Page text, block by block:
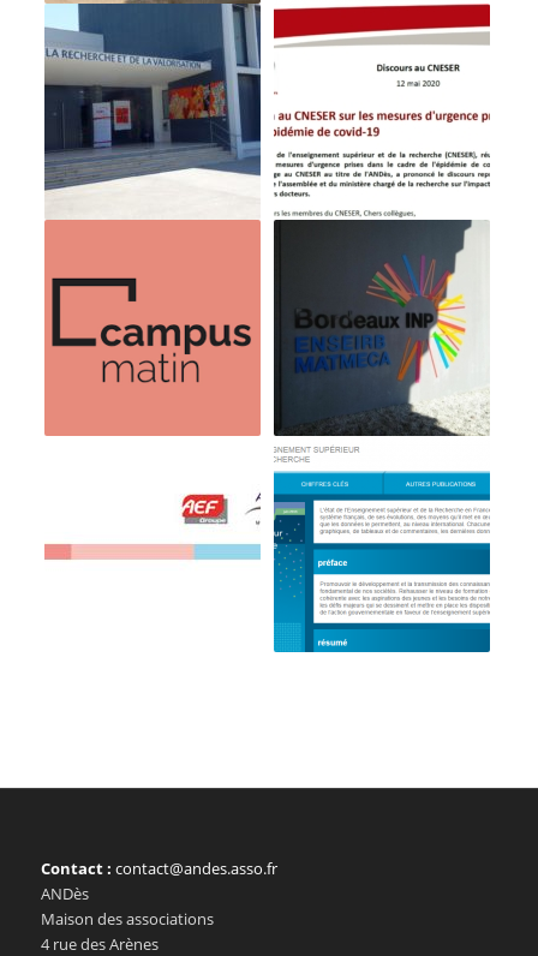
Contact : contact@andes.asso.fr
ANDès
Maison des associations
4 rue des Arènes